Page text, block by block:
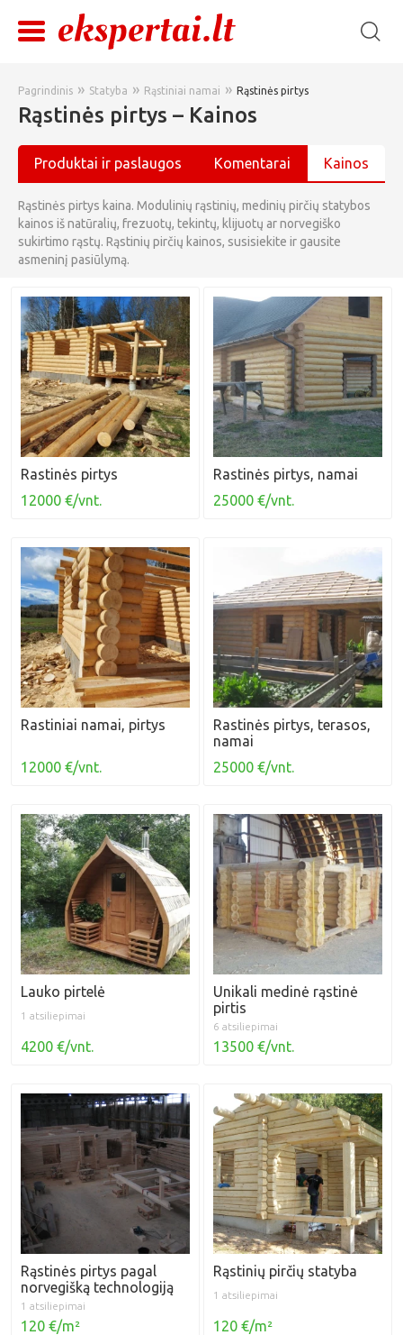
Pagrindinis » Statyba » Rąstiniai namai » Rąstinės pirtys
Rąstinės pirtys – Kainos
Produktai ir paslaugos Komentarai Kainos
Rąstinės pirtys kaina. Modulinių rąstinių, medinių pirčių statybos
kainos iš natūralių, frezuotų, tekintų, klijuotų ar norvegiško
sukirtimo rąstų. Rąstinių pirčių kainos, susisiekite ir gausite
asmeninį pasiūlymą.
Rastinės pirtys
12000 €/vnt.
Rastinės pirtys, namai
25000 €/vnt.
Rastiniai namai, pirtys
12000 €/vnt.
Rastinės pirtys, terasos,
namai
25000 €/vnt.
Lauko pirtelė
1 atsiliepimai
4200 €/vnt.
Unikali medinė rąstinė
pirtis
6 atsiliepimai
13500 €/vnt.
Rąstinės pirtys pagal
norvegišką technologiją
1 atsiliepimai
120 €/m²
Rąstinių pirčių statyba
1 atsiliepimai
120 €/m²